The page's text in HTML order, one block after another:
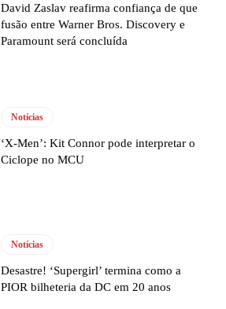
David Zaslav reafirma confiança de que
fusão entre Warner Bros. Discovery e
Paramount será concluída
Notícias
‘X-Men’: Kit Connor pode interpretar o
Ciclope no MCU
Notícias
Desastre! ‘Supergirl’ termina como a
PIOR bilheteria da DC em 20 anos